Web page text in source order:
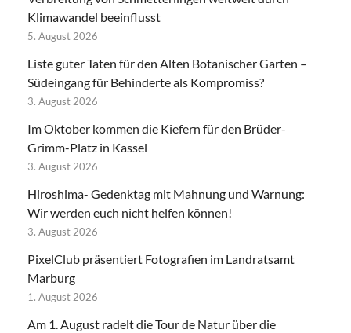
Klimawandel beeinflusst
5. August 2026
Liste guter Taten für den Alten Botanischer Garten –
Südeingang für Behinderte als Kompromiss?
3. August 2026
Im Oktober kommen die Kiefern für den Brüder-
Grimm-Platz in Kassel
3. August 2026
Hiroshima- Gedenktag mit Mahnung und Warnung:
Wir werden euch nicht helfen können!
3. August 2026
PixelClub präsentiert Fotografien im Landratsamt
Marburg
1. August 2026
Am 1. August radelt die Tour de Natur über die